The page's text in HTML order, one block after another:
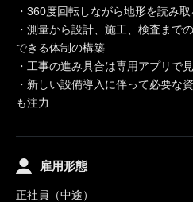
・360度回転しながら地形を読み
・測量から設計、施工、検査まで
できる体制の構築
・工事の進み具合は専用アプリで
・新しい設備導入に伴って必要な
も注力
雇用形態
正社員（中途）